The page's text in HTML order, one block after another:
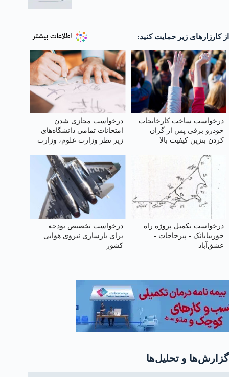
از کارزارهای زیر حمایت کنید:
درخواست ساخت کارخانجات
خودرو برقی پس از گران
کردن بنزین کیفیت بالا
درخواست مجازی شدن
امتحانات تمامی دانشگاه‌های
زیر نظر وزارت علوم‌، وزارت
درخواست تکمیل پروژه راه
خوربیابانک - پیرحاجات -
عشق‌آباد
درخواست تخصیص بودجه
برای بازسازی نیروی هوایی
کشور
گزارش‌ها و تحلیل‌ها